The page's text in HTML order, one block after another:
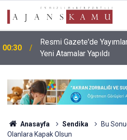
00:30
Resmi Gazete'de
Yeni Atamalar Yapıldı
Anasayfa Sendika
Bu
Olanlara Kapak Olsun